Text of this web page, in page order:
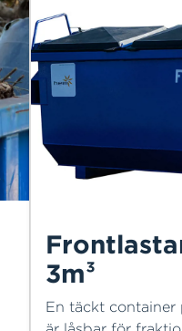
3m³
En täckt container